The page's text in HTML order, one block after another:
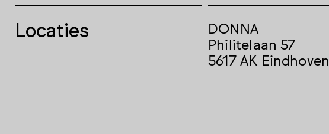
Locaties
DONNA
Philitelaan 57
5617 AK Eindhoven